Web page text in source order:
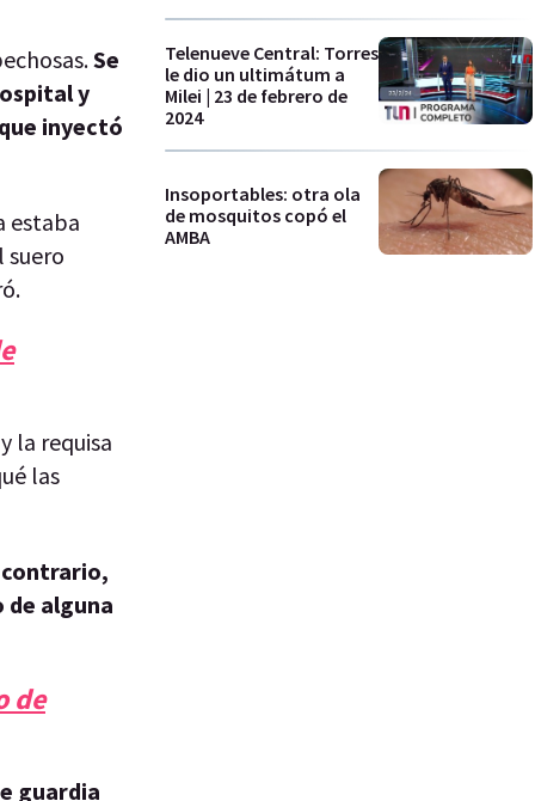
Se
y
inyectó
estaba
suero
la requisa
las
de alguna
de
guardia
Telenueve Central: Torres
le dio un ultimátum a
Milei | 23 de febrero de
2024
Insoportables: otra ola
de mosquitos copó el
AMBA